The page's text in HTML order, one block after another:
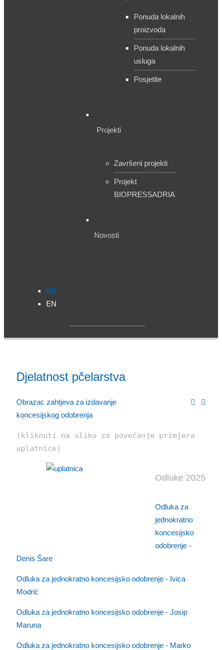
Ponuda lokalnih
proizvoda
Ponuda lokalnih
usluga
Posjetite
Projekti
Završeni projekti
Projekt
BIOPRESSADRIA
Novosti
HR
EN
Djelatnost pčelarstva
Obrazac zahtjeva za izdavanje
koncesijskog odobrenja
(kliknuti na sliku za povećanje primjera
uplatnice)
Odluke 2025
Odluka za
jednokratno
koncesijsko
odobrenje -
Denis Šare
Odluka za jednokratno koncesijsko odobrenje - Ivica
Modrić
Odluka za jednokratno koncesijsko odobrenje - Josip
Maruna
Odluka za jednokratno koncesijsko odobrenje - Marko